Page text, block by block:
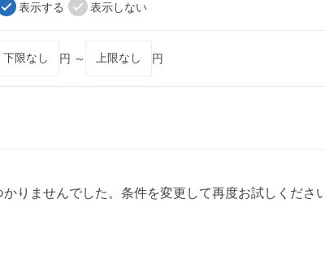
表示する 表示しない
円 ～ 円
りませんでした。条件を変更して再度お試しください